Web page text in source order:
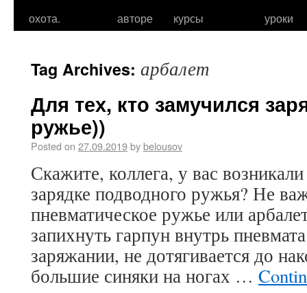
охота.
авторе
курсы
уроки
Tag Archives: арбалет
Для тех, кто замучился
ружье))
Posted on 27.09.2019bybelousov
Скажите, коллега, у вас
зарядке подводного ружья? Не
пневматическое ружье или
запихнуть гарпун внутрь
заряжании, не дотягивается до
большие синяки на ногах …